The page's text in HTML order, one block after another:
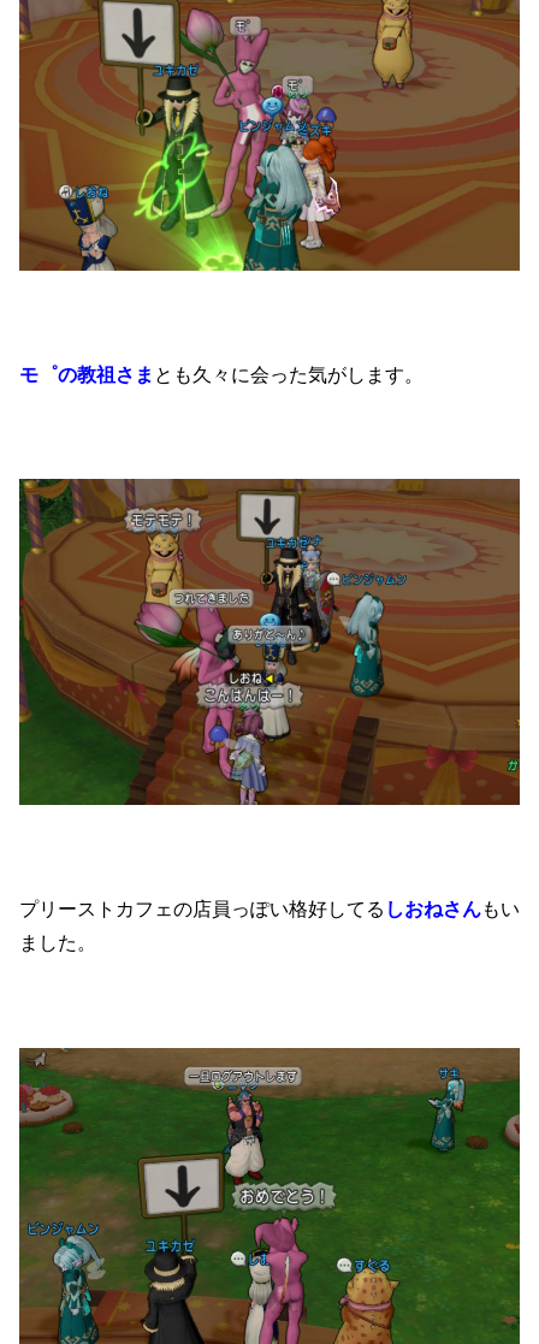
モ゜の教祖さま とも久々に会った気がします。
プリーストカフェの店員っぽい格好してる しおねさんもい
ました。